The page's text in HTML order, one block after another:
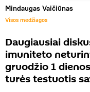
Mindaugas Vaičiūnas
Visos medžiagos
Daugiausiai
imuniteto
gruodžio 1
turės testuotis